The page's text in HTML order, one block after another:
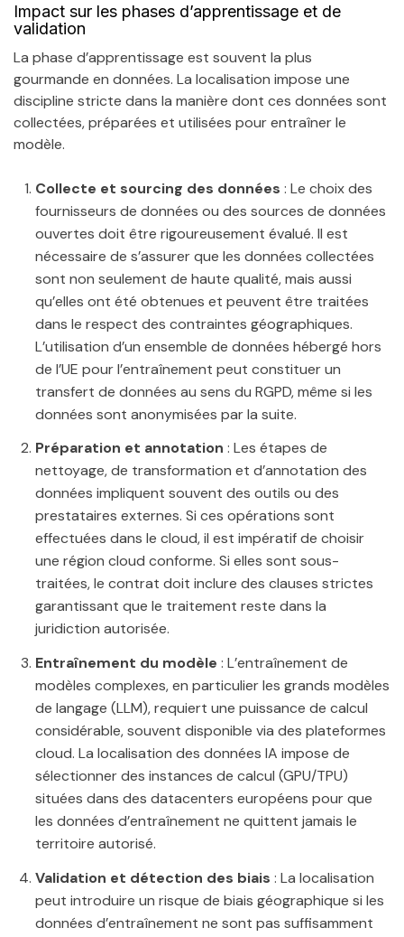
Impact sur les phases d’apprentissage et de
validation
La phase d’apprentissage est souvent la plus
gourmande en données. La localisation impose une
discipline stricte dans la manière dont ces données sont
collectées, préparées et utilisées pour entraîner le
modèle.
Collecte et sourcing des données : Le choix des
fournisseurs de données ou des sources de données
ouvertes doit être rigoureusement évalué. Il est
nécessaire de s’assurer que les données collectées
sont non seulement de haute qualité, mais aussi
qu’elles ont été obtenues et peuvent être traitées
dans le respect des contraintes géographiques.
L’utilisation d’un ensemble de données hébergé hors
de l’UE pour l’entraînement peut constituer un
transfert de données au sens du RGPD, même si les
données sont anonymisées par la suite.
Préparation et annotation : Les étapes de
nettoyage, de transformation et d’annotation des
données impliquent souvent des outils ou des
prestataires externes. Si ces opérations sont
effectuées dans le cloud, il est impératif de choisir
une région cloud conforme. Si elles sont sous-
traitées, le contrat doit inclure des clauses strictes
garantissant que le traitement reste dans la
juridiction autorisée.
Entraînement du modèle : L’entraînement de
modèles complexes, en particulier les grands modèles
de langage (LLM), requiert une puissance de calcul
considérable, souvent disponible via des plateformes
cloud. La localisation des données IA impose de
sélectionner des instances de calcul (GPU/TPU)
situées dans des datacenters européens pour que
les données d’entraînement ne quittent jamais le
territoire autorisé.
Validation et détection des biais : La localisation
peut introduire un risque de biais géographique si les
données d’entraînement ne sont pas suffisamment